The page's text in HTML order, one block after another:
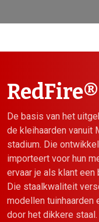
De basis van het
de kleihaarden vanuit
stadium. Die
importeert voor hun
ervaar je als klant
Die staalkwaliteit
modellen tuinhaarden
door het dikkere